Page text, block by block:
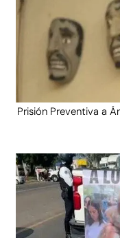
Prisión Preventiva a